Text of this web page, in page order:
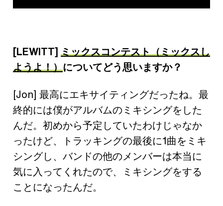
[LEWITT] ミックスコンテスト（ミックスし
ようよ！）についてどう思いますか？
[Jon] 最高にエキサイティングだったね。最
終的には僕がアルバムのミキシングをした
んだ。初めから予定していたわけじゃなか
ったけど、トラッキングの最後に1曲をミキ
シングし、バンドの他のメンバーは本当に
気に入ってくれたので、ミキシングをする
ことになったんだ。